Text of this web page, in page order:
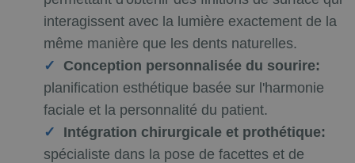
interagissent avec la lumière exactement de la
même manière que les dents naturelles.
Conception personnalisée du sourire:
planification esthétique basée sur l'harmonie
faciale et la personnalité du patient.
Intégration chirurgicale et prothétique:
spécialiste dans la pose de facettes et de